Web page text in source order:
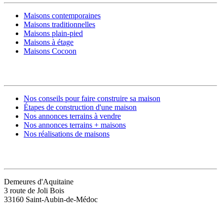
Maisons contemporaines
Maisons traditionnelles
Maisons plain-pied
Maisons à étage
Maisons Cocoon
Nos conseils pour faire construire sa maison
Étapes de construction d'une maison
Nos annonces terrains à vendre
Nos annonces terrains + maisons
Nos réalisations de maisons
Demeures d'Aquitaine
3 route de Joli Bois
33160 Saint-Aubin-de-Médoc